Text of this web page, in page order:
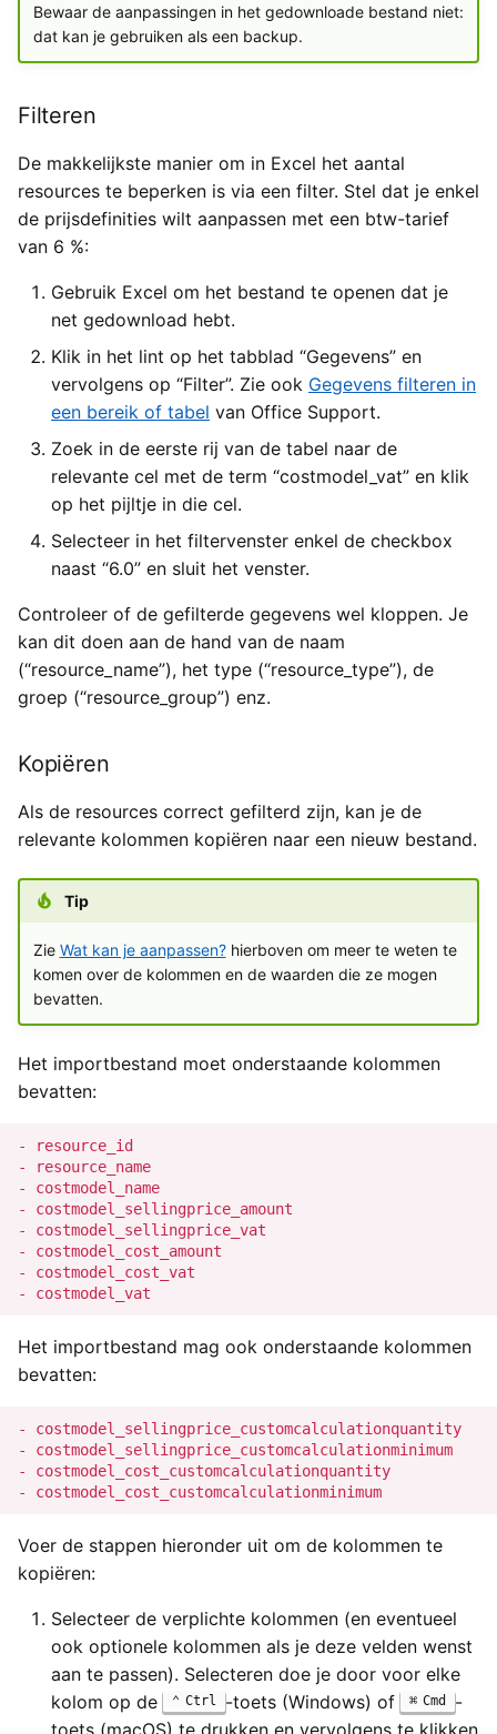
Bewaar de aanpassingen in het gedownloade bestand niet:
dat kan je gebruiken als een backup.
Filteren
De makkelijkste manier om in Excel het aantal
resources te beperken is via een filter. Stel dat je enkel
de prijsdefinities wilt aanpassen met een btw-tarief
van 6 %:
Gebruik Excel om het bestand te openen dat je
net gedownload hebt.
Klik in het lint op het tabblad “Gegevens” en
vervolgens op “Filter”. Zie ook Gegevens filteren in
een bereik of tabel van Office Support.
Zoek in de eerste rij van de tabel naar de
relevante cel met de term “costmodel_vat” en klik
op het pijltje in die cel.
Selecteer in het filtervenster enkel de checkbox
naast “6.0” en sluit het venster.
Controleer of de gefilterde gegevens wel kloppen. Je
kan dit doen aan de hand van de naam
(“resource_name”), het type (“resource_type”), de
groep (“resource_group”) enz.
Kopiëren
Als de resources correct gefilterd zijn, kan je de
relevante kolommen kopiëren naar een nieuw bestand.
Tip
Zie Wat kan je aanpassen?hierboven om meer te weten te
komen over de kolommen en de waarden die ze mogen
bevatten.
Het importbestand moet onderstaande kolommen
bevatten:
- resource_id
- resource_name
- costmodel_name
- costmodel_sellingprice_amount
- costmodel_sellingprice_vat
- costmodel_cost_amount
- costmodel_cost_vat
Het importbestand mag ook onderstaande kolommen
bevatten:
- costmodel_sellingprice_customcalculationquantity
- costmodel_sellingprice_customcalculationminimum
- costmodel_cost_customcalculationquantity
Voer de stappen hieronder uit om de kolommen te
kopiëren:
Selecteer de verplichte kolommen (en eventueel
ook optionele kolommen als je deze velden wenst
aan te passen). Selecteren doe je door voor elke
kolom op de
Ctrl -toets (Windows) of Cmd
-
toets (macOS) te drukken en vervolgens te klikken